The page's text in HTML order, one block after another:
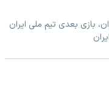
بازی بعدی تیم ملی ایران